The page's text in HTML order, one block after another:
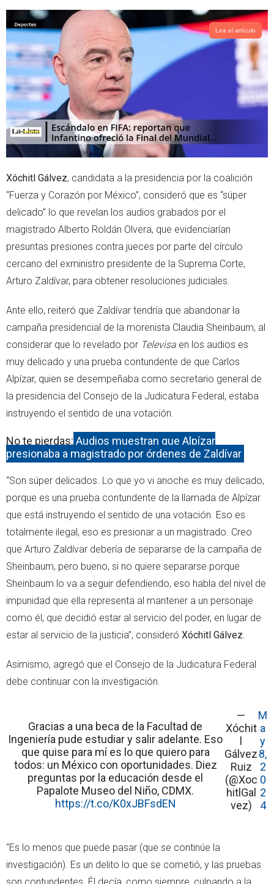
i
t
t
e
r
a
t
s
a
p
p
Lea el artículo
Xóchitl Gálvez, candidata a la presidencia por la coalición
“Fuerza y Corazón por México”, consideró que es “súper
delicado” lo que revelan los audios grabados por el
magistrado Alberto Roldán Olvera, que evidenciarían
presuntas presiones contra jueces por parte del círculo
cercano del exministro presidente de la Suprema Corte,
Arturo Zaldívar, para obtener resoluciones judiciales.
Ante ello, reiteró que Zaldívar tendría que abandonar la
campaña presidencial de la morenista Claudia Sheinbaum, al
considerar que lo revelado por Televisa en los audios es
muy delicado y una prueba contundente de que Carlos
Alpízar, quien se desempeñaba como secretario general de
la presidencia del Consejo de la Judicatura Federal, estaba
instruyendo el sentido de una votación.
No te pierdas: Audios muestran que Alpízar
presionaba a magistrado por órdenes de Zaldívar
“Son súper delicados. Lo que yo vi anoche es muy delicado,
porque es una prueba contundente de la llamada de Alpízar
que está instruyendo el sentido de una votación. Eso es
totalmente ilegal, eso es presionar a un magistrado. Creo
que Arturo Zaldívar debería de separarse de la campaña de
Sheinbaum, pero bueno, si no quiere separarse porque
Sheinbaum lo va a seguir defendiendo, eso habla del nivel de
impunidad que ella representa al mantener a un personaje
como él, que decidió estar al servicio del poder, en lugar de
estar al servicio de la justicia”, consideró Xóchitl Gálvez.
Asimismo, agregó que el Consejo de la Judicatura Federal
debe continuar con la investigación.
Gracias a una beca de la Facultad de
Ingeniería pude estudiar y salir adelante. Eso
que quise para mí es lo que quiero para
todos: un México con oportunidades. Diez
preguntas por la educación desde el
Papalote Museo del Niño, CDMX.
https://t.co/K0xJBFsdEN
—
Xóchit
Gálvez
Ruiz
(@Xoc
hitlGal
vez)
M
a
y
8,
2
0
2
4
“Es lo menos que puede pasar (que se continúe la
investigación). Es un delito lo que se cometió, y las pruebas